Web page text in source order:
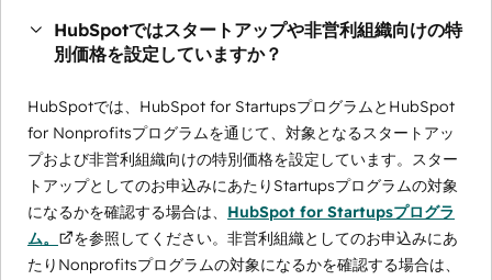
HubSpotではスタートアップや非営利組織向けの特
別価格を設定していますか？
HubSpotでは、HubSpot for StartupsプログラムとHubSpot
for Nonprofitsプログラムを通じて、対象となるスタートアッ
プおよび非営利組織向けの特別価格を設定しています。スター
トアップとしてのお申込みにあたりStartupsプログラムの対象
になるかを確認する場合は、 HubSpot for Startupsプログラ
ム。
を参照してください。非営利組織としてのお申込みにあ
たりNonprofitsプログラムの対象になるかを確認する場合は、